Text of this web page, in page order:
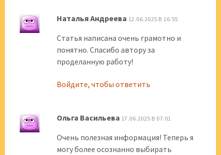
Наталья Андреева 12.06.2025 В 16:55
Статья написана очень грамотно и
понятно. Спасибо автору за
проделанную работу!
Войдите, чтобы ответить
Ольга Васильева 17.06.2025 В 07:01
Очень полезная информация! Теперь я
могу более осознанно выбирать